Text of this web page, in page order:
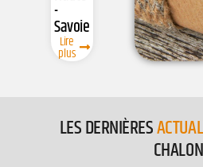
-
Savoie
Lire
plus
LES DERNIÈRES
CHALON